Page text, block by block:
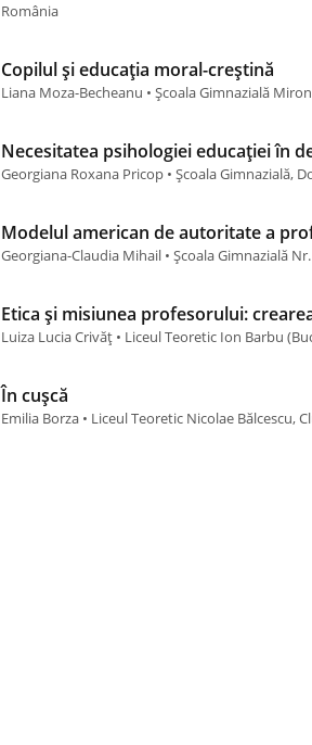
România
Copilul și educația moral-creștină
Liana Moza-Becheanu • Școala Gimnazială
Necesitatea psihologiei educației în
Georgiana Roxana Pricop • Școala Gimnazială,
Modelul american de autoritate a
Georgiana-Claudia Mihail • Școala Gimnazială
Etica și misiunea profesorului:
Luiza Lucia Crivăț • Liceul Teoretic Ion Barbu
În cușcă
Emilia Borza • Liceul Teoretic Nicolae Bălcescu,